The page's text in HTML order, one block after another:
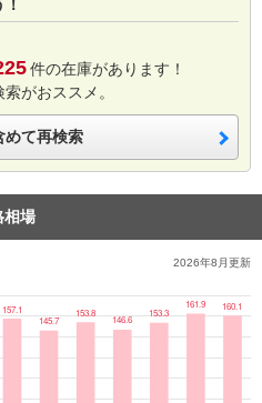
件の在庫があります！
がおススメ。
めて再検索
相場
2026年8月更新